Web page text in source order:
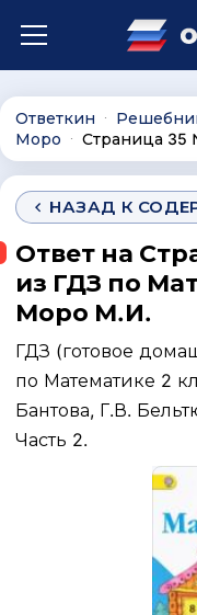
Ответкин ∙
Моро ∙ Страница 35
НАЗАД К
Ответ на
из ГДЗ по
Моро М.И.
ГДЗ (готовое
по Математике 2
Бантова, Г.В.
Часть 2.